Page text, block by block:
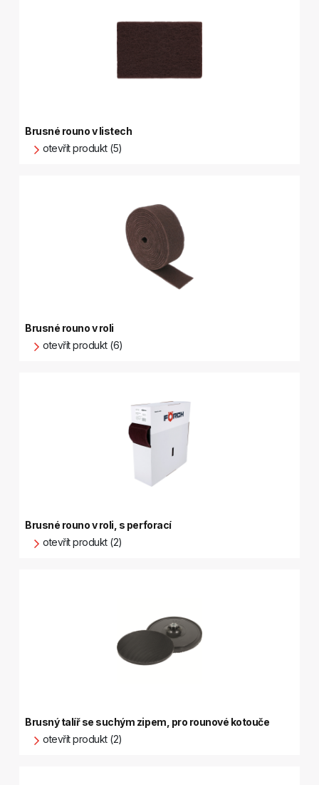
Brusné rouno v listech
otevřít produkt (5)
Brusné rouno v roli
otevřít produkt (6)
Brusné rouno v roli, s perforací
otevřít produkt (2)
Brusný talíř se suchým zipem, pro rounové kotouče
otevřít produkt (2)